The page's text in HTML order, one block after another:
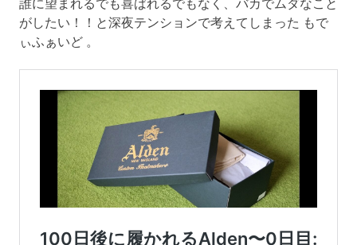
がしたい！！と深夜テンションで考えてしまった もで
ぃふぁいど 。